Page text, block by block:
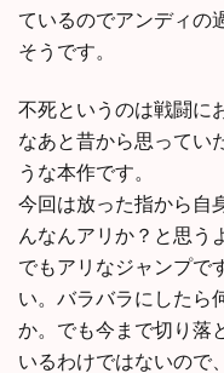
ているのでアンディの
そうです。
不死というのは戦闘に
なあと昔から思ってい
うな本作です。
今回は放った指から自
んなんアリか？と思う
でもアリなジャンプで
い。バラバラにしたら
か。でも今まで切り落
いるわけではないので